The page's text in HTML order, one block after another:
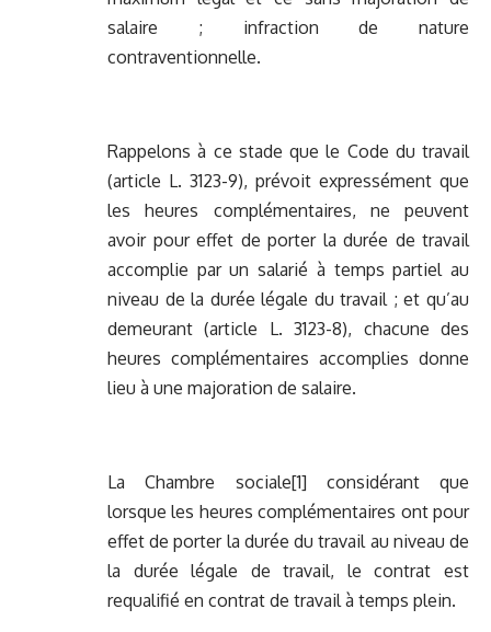
salaire ; infraction de nature
contraventionnelle.
Rappelons à ce stade que le Code du travail
(article L. 3123-9), prévoit expressément que
les heures complémentaires, ne peuvent
avoir pour effet de porter la durée de travail
accomplie par un salarié à temps partiel au
niveau de la durée légale du travail ; et qu’au
demeurant (article L. 3123-8), chacune des
heures complémentaires accomplies donne
lieu à une majoration de salaire.
La Chambre sociale[1] considérant que
lorsque les heures complémentaires ont pour
effet de porter la durée du travail au niveau de
la durée légale de travail, le contrat est
requalifié en contrat de travail à temps plein.